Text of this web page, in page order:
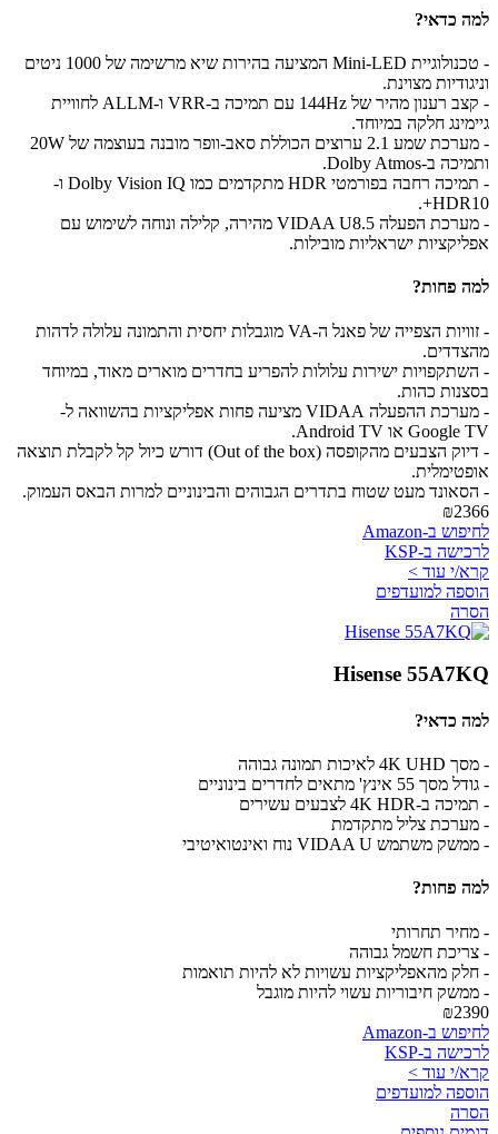
למה כדאי?
- טכנולוגיית Mini-LED המציעה בהירות שיא מרשימה של 1000 ניטים
וניגודיות מצוינת.
- קצב רענון מהיר של 144Hz עם תמיכה ב-VRR ו-ALLM לחוויית
גיימינג חלקה במיוחד.
- מערכת שמע 2.1 ערוצים הכוללת סאב-וופר מובנה בעוצמה של 20W
ותמיכה ב-Dolby Atmos.
- תמיכה רחבה בפורמטי HDR מתקדמים כמו Dolby Vision IQ ו-
HDR10+.
- מערכת הפעלה VIDAA U8.5 מהירה, קלילה ונוחה לשימוש עם
אפליקציות ישראליות מובילות.
למה פחות?
- זוויות הצפייה של פאנל ה-VA מוגבלות יחסית והתמונה עלולה לדהות
מהצדדים.
- השתקפויות ישירות עלולות להפריע בחדרים מוארים מאוד, במיוחד
בסצנות כהות.
- מערכת ההפעלה VIDAA מציעה פחות אפליקציות בהשוואה ל-
Google TV או Android TV.
- דיוק הצבעים מהקופסה (Out of the box) דורש כיול קל לקבלת תוצאה
אופטימלית.
- הסאונד מעט שטוח בתדרים הגבוהים והבינוניים למרות הבאס העמוק.
₪2366
לחיפוש ב-Amazon
לרכישה ב-KSP
קרא/י עוד >
הוספה למועדפים
הסרה
Hisense 55A7KQ
למה כדאי?
- מסך 4K UHD לאיכות תמונה גבוהה
- גודל מסך 55 אינץ' מתאים לחדרים בינוניים
- תמיכה ב-4K HDR לצבעים עשירים
- מערכת צליל מתקדמת
- ממשק משתמש VIDAA U נוח ואינטואיטיבי
למה פחות?
- מחיר תחרותי
- צריכת חשמל גבוהה
- חלק מהאפליקציות עשויות לא להיות תואמות
- ממשק חיבוריות עשוי להיות מוגבל
₪2390
לחיפוש ב-Amazon
לרכישה ב-KSP
קרא/י עוד >
הוספה למועדפים
הסרה